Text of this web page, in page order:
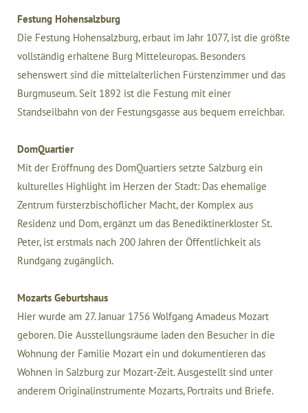
Festung Hohensalzburg
Die Festung Hohensalzburg, erbaut im Jahr 1077, ist die größte
vollständig erhaltene Burg Mitteleuropas. Besonders
sehenswert sind die mittelalterlichen Fürstenzimmer und das
Burgmuseum. Seit 1892 ist die Festung mit einer
Standseilbahn von der Festungsgasse aus bequem erreichbar.
DomQuartier
Mit der Eröffnung des DomQuartiers setzte Salzburg ein
kulturelles Highlight im Herzen der Stadt: Das ehemalige
Zentrum fürsterzbischöflicher Macht, der Komplex aus
Residenz und Dom, ergänzt um das Benediktinerkloster St.
Peter, ist erstmals nach 200 Jahren der Öffentlichkeit als
Rundgang zugänglich.
Mozarts Geburtshaus
Hier wurde am 27. Januar 1756 Wolfgang Amadeus Mozart
geboren. Die Ausstellungsräume laden den Besucher in die
Wohnung der Familie Mozart ein und dokumentieren das
Wohnen in Salzburg zur Mozart-Zeit. Ausgestellt sind unter
anderem Originalinstrumente Mozarts, Portraits und Briefe.